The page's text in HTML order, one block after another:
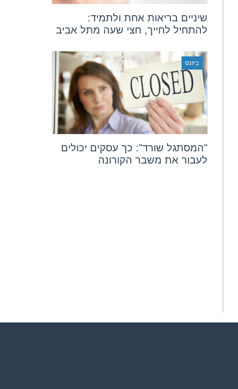
שיניים בריאות אחת ולתמיד:
להתחיל לחייך, חצי שעה מתל אביב
ביזנס
"המסתגל שורד": כך עסקים יכולים
לעבור את משבר הקורונה